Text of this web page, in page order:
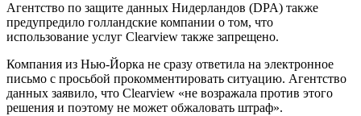
Агентство по защите данных Нидерландов (DPA) также
предупредило голландские компании о том, что
использование услуг Clearview также запрещено.
Компания из Нью-Йорка не сразу ответила на электронное
письмо с просьбой прокомментировать ситуацию. Агентство
данных заявило, что Clearview «не возражала против этого
решения и поэтому не может обжаловать штраф».